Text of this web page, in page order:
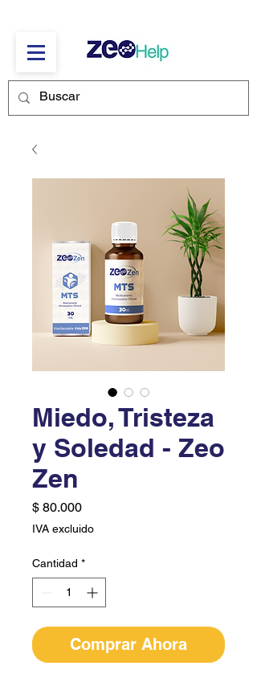
Miedo, Tristeza
y Soledad - Zeo
Zen
$ 80.000Precio
IVA excluido
Cantidad *
Comprar Ahora